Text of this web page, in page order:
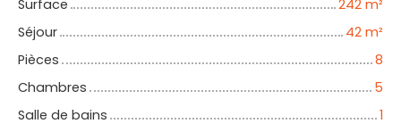
Surface
242 m²
Séjour
42 m²
Pièces
8
Chambres
5
Salle de bains
1